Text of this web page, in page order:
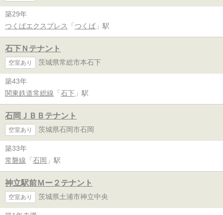
築29年
つくばエクスプレス
「 つくば 」駅
石下Ｎテナント
空室あり 茨城県常総市本石下
築43年
関東鉄道常総線 「 石下 」駅
石岡ＪＢＢテナント
空室あり 茨城県石岡市石岡
築33年
常磐線 「 石岡 」駅
神立駅前Ｍー２テナント
空室あり 茨城県土浦市神立中央